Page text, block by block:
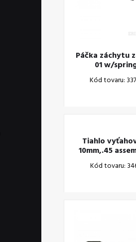
Páčka záchytu
01 w/
Kód tovaru:
Tiahlo
10mm,.45
Kód tovaru: